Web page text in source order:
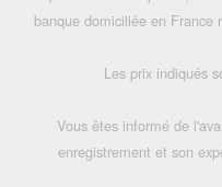
banque domiciliée en France
Les prix indiqués
Vous êtes informé de
enregistrement et son